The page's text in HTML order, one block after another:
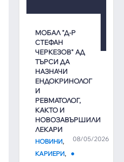
МОБАЛ "Д-Р
СТЕФАН
ЧЕРКЕЗОВ" АД
ТЪРСИ ДА
НАЗНАЧИ
ЕНДОКРИНОЛОГ
И
РЕВМАТОЛОГ,
КАКТО И
НОВОЗАВЪРШИЛИ
ЛЕКАРИ
08/05/2026
НОВИНИ,
КАРИЕРИ,